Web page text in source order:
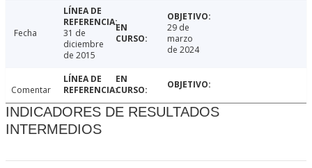
Fecha
31 de
diciembre
de 2015
29 de
marzo
de 2024
Comentar
INDICADORES DE RESULTADOS
INTERMEDIOS